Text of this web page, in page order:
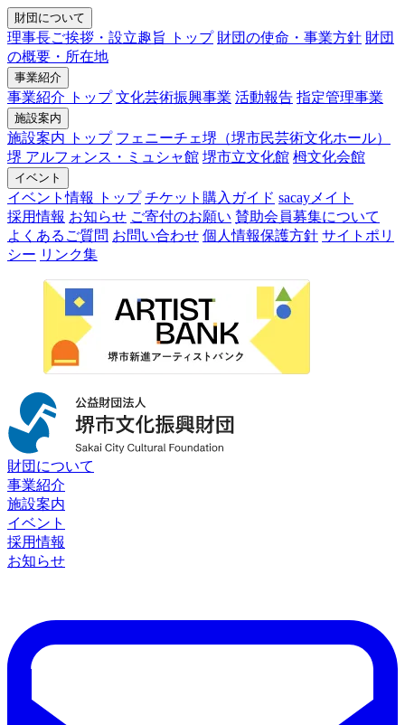
財団について
理事長ご挨拶・設立趣旨 トップ 財団の使命・事業方針 財団
の概要・所在地
事業紹介
事業紹介 トップ 文化芸術振興事業 活動報告 指定管理事業
施設案内
施設案内 トップ フェニーチェ堺（堺市民芸術文化ホール）
堺 アルフォンス・ミュシャ館 堺市立文化館 栂文化会館
イベント
イベント情報 トップ チケット購入ガイド sacayメイト
採用情報 お知らせ ご寄付のお願い 賛助会員募集について
よくあるご質問 お問い合わせ 個人情報保護方針 サイトポリ
シー リンク集
財団について
事業紹介
施設案内
イベント
採用情報
お知らせ